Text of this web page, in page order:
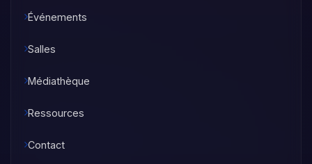
Événements
Salles
Médiathèque
Ressources
Contact